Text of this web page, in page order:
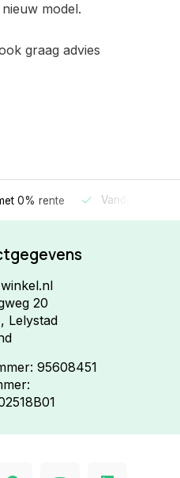
model.
graag advies
0% rente Vandaag
20
Lelystad
95608451